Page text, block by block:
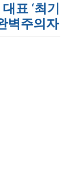
표 ‘최기
벽주의자